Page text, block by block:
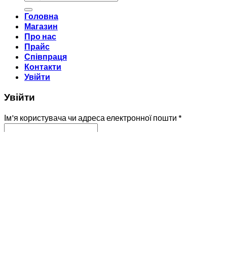
Головна
Магазин
Про нас
Прайс
Співпраця
Контакти
Увійти
Увійти
Ім'я користувача чи адреса електронної пошти *